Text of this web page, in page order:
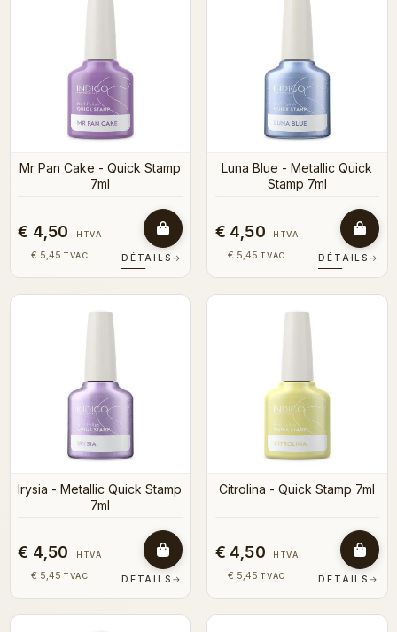
Mr Pan Cake - Quick Stamp
7ml
€ 4,50 HTVA
€ 5,45 TVAC DÉTAILS →
Luna Blue - Metallic Quick
Stamp 7ml
€ 4,50 HTVA
€ 5,45 TVAC DÉTAILS →
Irysia - Metallic Quick Stamp
7ml
€ 4,50 HTVA
€ 5,45 TVAC DÉTAILS →
Citrolina - Quick Stamp 7ml
€ 4,50 HTVA
€ 5,45 TVAC DÉTAILS →